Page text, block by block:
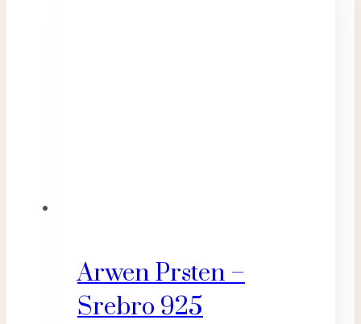
Arwen Prsten –
Srebro 925